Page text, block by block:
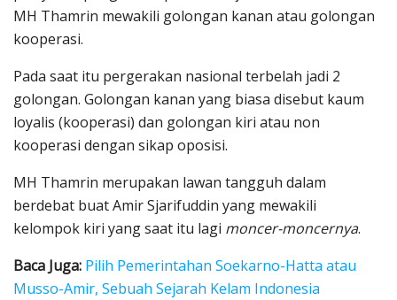
MH Thamrin mewakili golongan kanan atau golongan
kooperasi.
Pada saat itu pergerakan nasional terbelah jadi 2
golongan. Golongan kanan yang biasa disebut kaum
loyalis (kooperasi) dan golongan kiri atau non
kooperasi dengan sikap oposisi.
MH Thamrin merupakan lawan tangguh dalam
berdebat buat Amir Sjarifuddin yang mewakili
kelompok kiri yang saat itu lagi moncer-moncernya.
Baca Juga: Pilih Pemerintahan Soekarno-Hatta atau
Musso-Amir, Sebuah Sejarah Kelam Indonesia